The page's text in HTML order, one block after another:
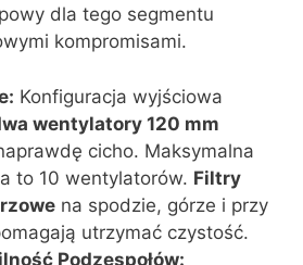
dla tego segmentu
kompromisami.
Konfiguracja wyjściowa
wentylatory 120 mm
cicho. Maksymalna
to 10 wentylatorów. Filtry
na spodzie, górze i przy
utrzymać czystość.
Podzespołów: